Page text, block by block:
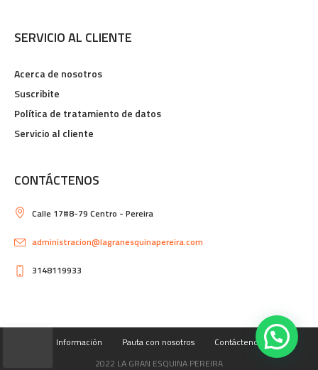
SERVICIO AL CLIENTE
Acerca de nosotros
Suscribite
Política de tratamiento de datos
Servicio al cliente
CONTÁCTENOS
Calle 17#8-79 Centro - Pereira
administracion@lagranesquinapereira.com
3148119933
Información Pauta con nosotros
Contáctenos
2022 LA GRAN ESQUINA PEREIRA